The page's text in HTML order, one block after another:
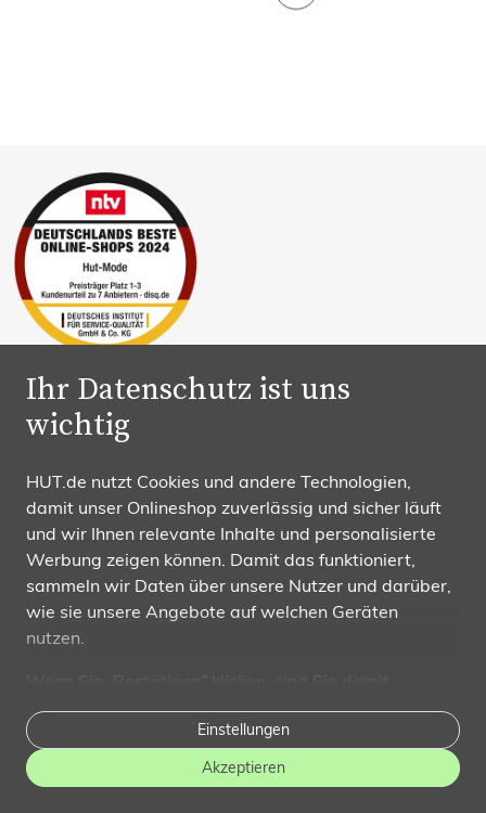
Ihr Datenschutz ist uns
wichtig
HUT.de nutzt Cookies und andere Technologien,
damit unser Onlineshop zuverlässig und sicher läuft
und wir Ihnen relevante Inhalte und personalisierte
Werbung zeigen können. Damit das funktioniert,
sammeln wir Daten über unsere Nutzer und darüber,
wie sie unsere Angebote auf welchen Geräten
nutzen.
einverstanden und erlauben uns, diese Daten an
Dritte weiterzugeben, etwa an unsere
Marketingpartner. Falls Sie dem
beschränken wir uns auf die wesentlichen Cookies. In
Einstellungen
Akzeptieren
Gratis Versand
und Rückversand
Rückgaberecht